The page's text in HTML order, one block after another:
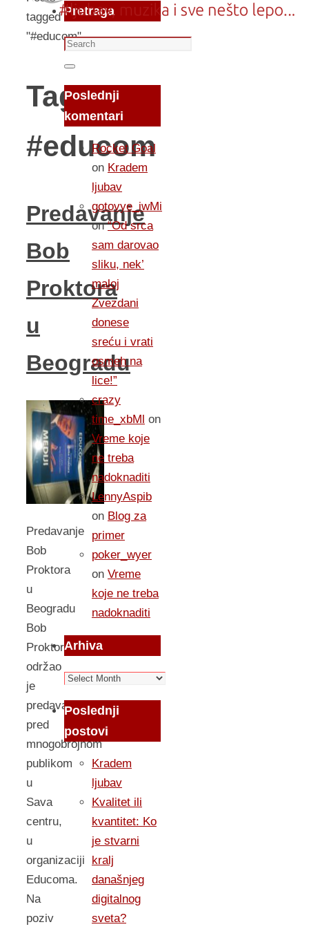
tagged
"#educom"
Tag:
#educom
Predavanje
Bob
Proktora
u
Beogradu
Predavanje
Bob
Proktora
u
Beogradu
Bob
Proktor
održao
je
predavanje
pred
mnogobrojnom
publikom
u
Sava
centru,
u
organizaciji
Educoma.
Na
poziv
Pretraga
Search
for:
Search
Poslednji
komentari
Rocket Goal
on Kradem
ljubav
gotovye_iwMi
on“Od srca
sam darovao
sliku, nek’
maloj
Zvezdani
donese
sreću i vrati
osmeh na
lice!”
crazy
time_xbMl on
Vreme koje
ne treba
nadoknaditi
LennyAspib
on Blog za
primer
poker_wyer
on Vreme
koje ne treba
nadoknaditi
Arhiva
Arhiva
Poslednji
postovi
Kradem
ljubav
Kvalitet ili
kvantitet: Ko
je stvarni
kralj
današnjeg
digitalnog
sveta?